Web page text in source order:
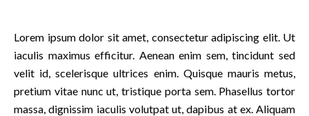
Lorem ipsum dolor sit amet, consectetur adipiscing elit. Ut
iaculis maximus efficitur. Aenean enim sem, tincidunt sed
velit id, scelerisque ultrices enim. Quisque mauris metus,
pretium vitae nunc ut, tristique porta sem. Phasellus tortor
massa, dignissim iaculis volutpat ut, dapibus at ex. Aliquam